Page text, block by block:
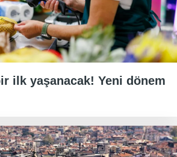
ilk yaşanacak! Yeni dönem